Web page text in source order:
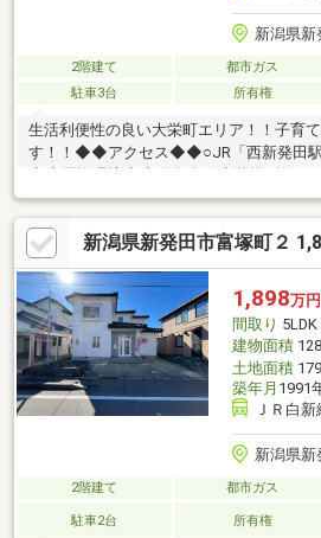
新潟県新
2階建て 都市ガス
駐車3台
所有権
生活利便性の良い大栄町エリア！！子育
す！！◆◆アクセス◆◆○JR「西新発田駅
534m○大栄保育園…約407m○ウオロク住
ードラッグ新発田豊町店…約1598m○セブ
店…約595m〇西新発田駅…約1200ｍ〇医
ビリテーション病院…約818m○新発田諏
公園…約561mお気軽にお問合せください♪
新潟県新発田市富塚町２
1,898万円
間取り 5LDK
建物面積
土地面積
築年月 1991
ＪＲ白
新潟県新
2階建て 都市ガス
駐車2台 所有権